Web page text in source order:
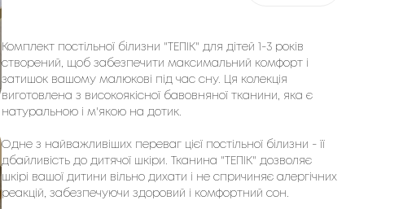
Комплект постільної білизни "ТЕПІК" для дітей 1-3 років
створений, щоб забезпечити максимальний комфорт і
затишок вашому малюкові під час сну. Ця колекція
виготовлена з високоякісної бавовняної тканини, яка є
натуральною і м'якою на дотик.
Одне з найважливіших переваг цієї постільної білизни - її
дбайливість до дитячої шкіри. Тканина "ТЕПІК" дозволяє
шкірі вашої дитини вільно дихати і не спричиняє алергічних
реакцій, забезпечуючи здоровий і комфортний сон.